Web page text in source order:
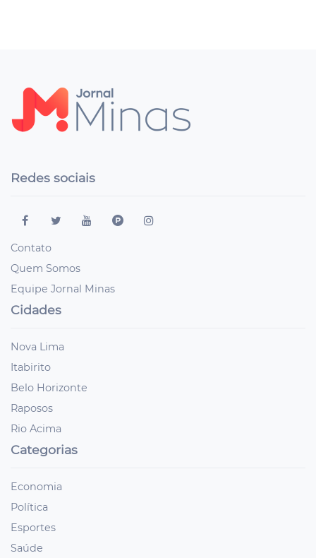
Redes sociais
Contato
Quem Somos
Equipe Jornal Minas
Cidades
Nova Lima
Itabirito
Belo Horizonte
Raposos
Rio Acima
Categorias
Economia
Política
Esportes
Saúde